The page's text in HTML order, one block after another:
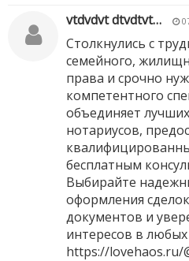
vtdvdvt dtvdtvt…
Столкнулись с
семейного,
права и срочно
компетентного
объединяет
нотариусов,
бесплатным
Выбирайте
оформления
документов и
интересов в любых
https://lovehaos.ru/